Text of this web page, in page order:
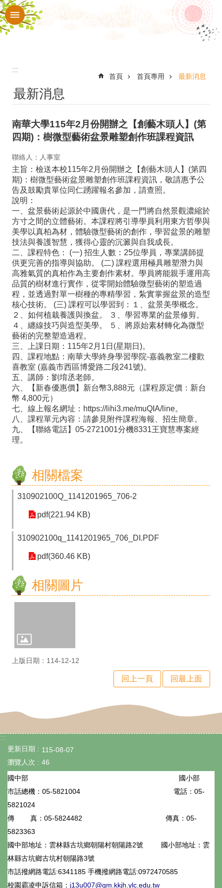
跳到主要內容區塊
進
認
校
入
口
網
行
政
處
室
行
政
行
政
專
區
生
數
習
檔
安
維
護
計
畫
性
專
區
:::
:::
首頁 首頁專用 最新消息
最新消息
南華大學115年2月份開辦之【創藝木頭人】(第
四期)：樹微型藝術盆景雕塑創作班課程資訊
聯絡人：人事室
主旨：檢送本校115年2月份開辦之【創藝木頭人】(第四
期)：樹微型藝術盆景雕塑創作班課程資訊，敬請惠予公
告及鼓勵貴單位同仁踴躍報名參加，請查照。
說明：
一、盆景藝術起源於中國唐代，是一門將自然景觀濃縮於
方寸之間的立體藝術。本課程將引導學員利用東方哲學與
美學以真柏為材，體驗微型藝術的創作，學習盆景的雕塑
技法與養護智慧，獲得心靈的沉澱與自我成長。
二、課程特色： (一) 招生人數：25位學員，專業講師提
供更完善的指導與協助。 (二) 課程選用極具雕塑潛力與
高雅氣質的真柏作為主要創作素材。學員將能親手運用高
品質的樹材進行實作，從零開始體驗微型藝術的塑造過
程，並透過對單一樹種的專精學習，紮實掌握盆景的造型
核心技術。 (三) 課程可以學習到：１、盆景美學概念。
２、如何植栽養護與換盆。 ３、學習專業的盆景修剪。
４、纏線技巧與造型美學。 ５、將原始素材轉化為微型
藝術的完整塑造過程。
三、上課日期：115年2月1日(星期日)。
四、課程地點：南華大學終身學習學院-嘉義教室二樓歡
喜教室 (嘉義市西區博愛路二段241號)。
五、講師：劉堉丞老師。
六、【新春優惠價】新台幣3,888元（課程原定價：新台
幣 4,800元）
七、線上報名網址：https://lihi3.me/muQIA/line。
八、課程單元內容：請參見附件課程海報、招生簡章。
九、【聯絡電話】05-2721001分機8331王寶慧專案經
理。
相關檔案
310902100Q_1141201965_706-2
pdf(221.94 KB)
310902100q_1141201965_706_DI.PDF
pdf(360.46 KB)
相關圖片
上版日期：114-12-12
回上一頁 回最上面
:::
更新日期
115-08-07
瀏覽人次
46
國中部 國小部
市話總機： 05-5821004
電話：05-
5821024
傳 真： 05-5824482
傳真：05-
5823363
國中部地址：雲林縣古坑鄉朝陽村朝陽路2號
國小部地址：雲
林縣古坑鄉古坑村朝陽路3號
市話撥網路電話:6341185 手機撥網路電話:0972470585
校園霸凌申訴信箱： j13u007@gm.kkjh.ylc.edu.tw